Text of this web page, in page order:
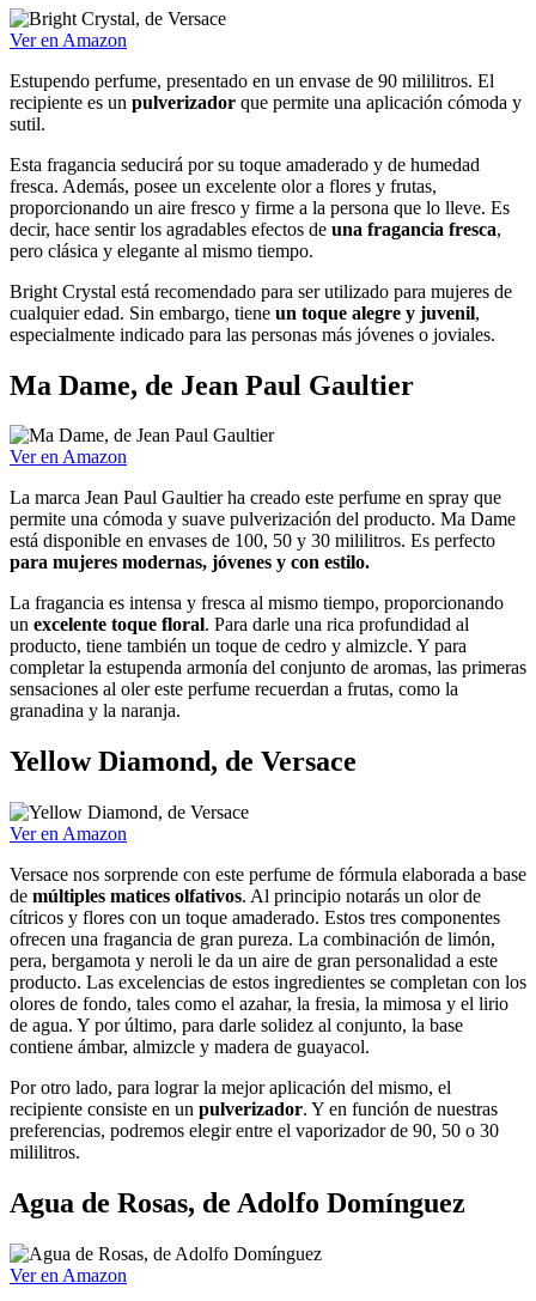
Ver en Amazon
Estupendo perfume, presentado en un envase de 90 mililitros. El
recipiente es un pulverizador que permite una aplicación cómoda y
sutil.
Esta fragancia seducirá por su toque amaderado y de humedad
fresca. Además, posee un excelente olor a flores y frutas,
proporcionando un aire fresco y firme a la persona que lo lleve. Es
decir, hace sentir los agradables efectos de una fragancia fresca,
pero clásica y elegante al mismo tiempo.
Bright Crystal está recomendado para ser utilizado para mujeres de
cualquier edad. Sin embargo, tiene un toque alegre y juvenil,
especialmente indicado para las personas más jóvenes o joviales.
Ma Dame, de Jean Paul Gaultier
Ver en Amazon
La marca Jean Paul Gaultier ha creado este perfume en spray que
permite una cómoda y suave pulverización del producto. Ma Dame
está disponible en envases de 100, 50 y 30 mililitros. Es perfecto
para mujeres modernas, jóvenes y con estilo.
La fragancia es intensa y fresca al mismo tiempo, proporcionando
un excelente toque floral. Para darle una rica profundidad al
producto, tiene también un toque de cedro y almizcle. Y para
completar la estupenda armonía del conjunto de aromas, las primeras
sensaciones al oler este perfume recuerdan a frutas, como la
granadina y la naranja.
Yellow Diamond, de Versace
Ver en Amazon
Versace nos sorprende con este perfume de fórmula elaborada a base
de múltiples matices olfativos. Al principio notarás un olor de
cítricos y flores con un toque amaderado. Estos tres componentes
ofrecen una fragancia de gran pureza. La combinación de limón,
pera, bergamota y neroli le da un aire de gran personalidad a este
producto. Las excelencias de estos ingredientes se completan con los
olores de fondo, tales como el azahar, la fresia, la mimosa y el lirio
de agua. Y por último, para darle solidez al conjunto, la base
contiene ámbar, almizcle y madera de guayacol.
Por otro lado, para lograr la mejor aplicación del mismo, el
recipiente consiste en un pulverizador. Y en función de nuestras
preferencias, podremos elegir entre el vaporizador de 90, 50 o 30
mililitros.
Agua de Rosas, de Adolfo Domínguez
Ver en Amazon